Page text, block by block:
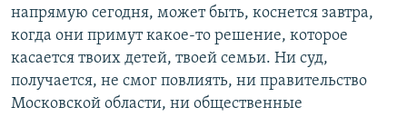
напрямую сегодня, может быть, коснется завтра,
когда они примут какое-то решение, которое
касается твоих детей, твоей семьи. Ни суд,
получается, не смог повлиять, ни правительство
Московской области, ни общественные